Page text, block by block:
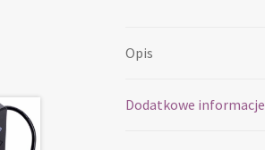
Opis
Dodatkowe informacje